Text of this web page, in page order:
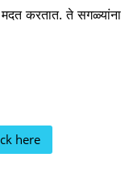
करतात. ते सगळ्यांना
here